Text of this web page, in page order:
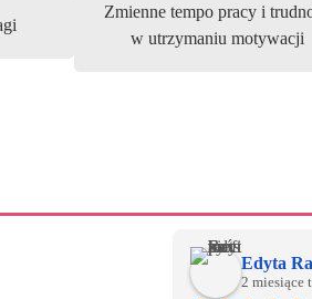
Zmienne tempo pracy i
w utrzymaniu motywacji
Edyta
2 miesiące